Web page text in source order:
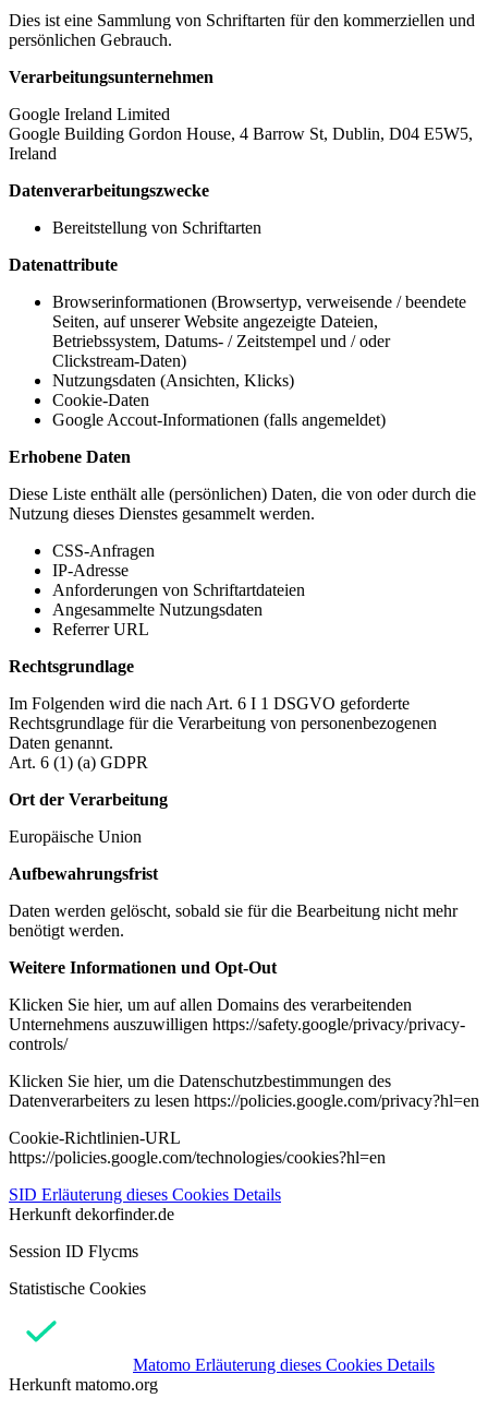
Dies ist eine Sammlung von Schriftarten für den kommerziellen und
persönlichen Gebrauch.
Verarbeitungsunternehmen
Google Ireland Limited
Google Building Gordon House, 4 Barrow St, Dublin, D04 E5W5,
Ireland
Datenverarbeitungszwecke
Bereitstellung von Schriftarten
Datenattribute
Browserinformationen (Browsertyp, verweisende / beendete
Seiten, auf unserer Website angezeigte Dateien,
Betriebssystem, Datums- / Zeitstempel und / oder
Clickstream-Daten)
Nutzungsdaten (Ansichten, Klicks)
Cookie-Daten
Google Accout-Informationen (falls angemeldet)
Erhobene Daten
Diese Liste enthält alle (persönlichen) Daten, die von oder durch die
Nutzung dieses Dienstes gesammelt werden.
CSS-Anfragen
IP-Adresse
Anforderungen von Schriftartdateien
Angesammelte Nutzungsdaten
Referrer URL
Rechtsgrundlage
Im Folgenden wird die nach Art. 6 I 1 DSGVO geforderte
Rechtsgrundlage für die Verarbeitung von personenbezogenen
Daten genannt.
Art. 6 (1) (a) GDPR
Ort der Verarbeitung
Europäische Union
Aufbewahrungsfrist
Daten werden gelöscht, sobald sie für die Bearbeitung nicht mehr
benötigt werden.
Weitere Informationen und Opt-Out
Klicken Sie hier, um auf allen Domains des verarbeitenden
Unternehmens auszuwilligen https://safety.google/privacy/privacy-
controls/
Klicken Sie hier, um die Datenschutzbestimmungen des
Datenverarbeiters zu lesen https://policies.google.com/privacy?hl=en
Cookie-Richtlinien-URL
https://policies.google.com/technologies/cookies?hl=en
SID Erläuterung dieses Cookies Details
Herkunft dekorfinder.de
Session ID Flycms
Statistische Cookies
Matomo Erläuterung dieses Cookies Details
Herkunft matomo.org